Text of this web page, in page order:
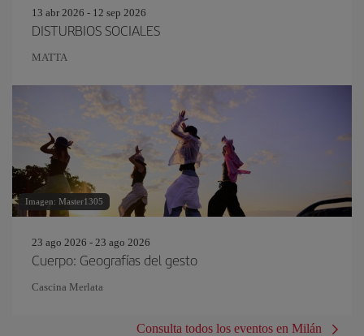
13 abr 2026 - 12 sep 2026
DISTURBIOS SOCIALES
MATTA
Imagen: Master1305
23 ago 2026 - 23 ago 2026
Cuerpo: Geografías del gesto
Cascina Merlata
Consulta todos los eventos en Milán